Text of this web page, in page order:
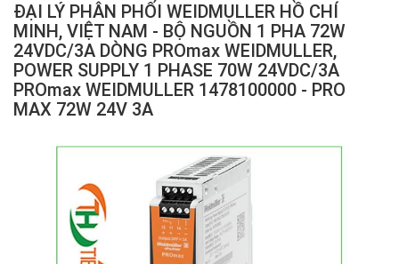
ĐẠI LÝ PHÂN PHỐI WEIDMULLER HỒ CHÍ
MINH, VIỆT NAM - BỘ NGUỒN 1 PHA 72W
24VDC/3A DÒNG PROmax WEIDMULLER,
POWER SUPPLY 1 PHASE 70W 24VDC/3A
PROmax WEIDMULLER 1478100000 - PRO
MAX 72W 24V 3A